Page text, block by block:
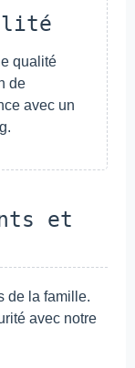
qualité
de
avec un
et
de la famille.
avec notre